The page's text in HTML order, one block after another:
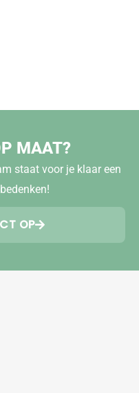
MAAT?
staat voor je klaar een
OP